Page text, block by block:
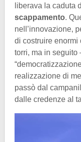
liberava la caduta
scappamento.
nell’innovazione,
di costruire
torri, ma in seguito
realizzazione di
passò dal
dalle credenze al